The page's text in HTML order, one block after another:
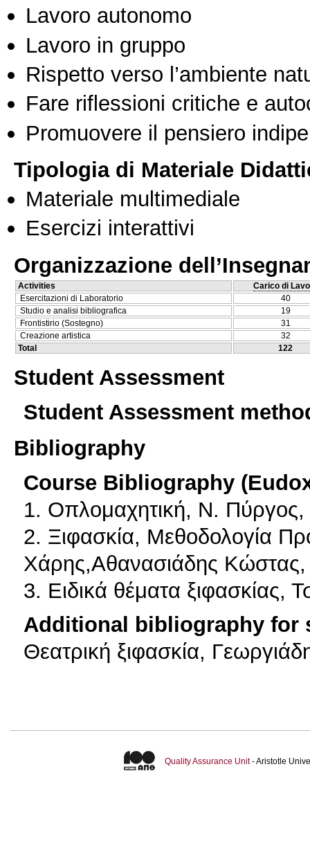
Lavoro autonomo
Lavoro in gruppo
Rispetto verso l’ambiente
Fare riflessioni critiche e
Promuovere il pensiero
Tipologia di Materiale
Materiale multimediale
Esercizi interattivi
Organizzazione
Activities
Carico di
Esercitazioni di Laboratorio
40
Studio e analisi bibliografica
19
Frontistirio (Sostegno)
31
Creazione artistica
32
Total
122
Student Assessment
Student Assessment
Bibliography
Course Bibliography
1. Οπλομαχητική, Ν. Πύργος,
2. Ξιφασκία, Μεθοδολογία
Χάρης,Αθανασιάδης
3. Ειδικά θέματα ξιφασκίας,
Additional bibliography for
Θεατρική ξιφασκία,
Quality Assurance Unit- Aristotle